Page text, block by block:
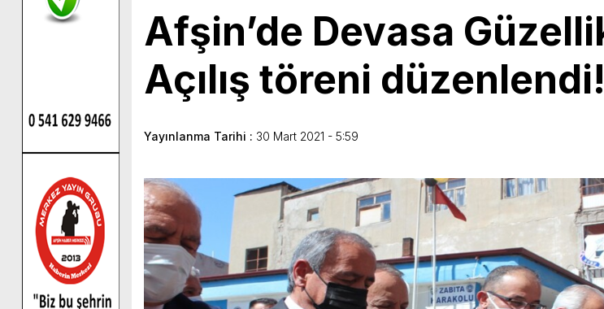
Afşin’de Devasa
Açılış töreni düzenlendi!
Yayınlanma Tarihi : 30 Mart 2021 - 5:59